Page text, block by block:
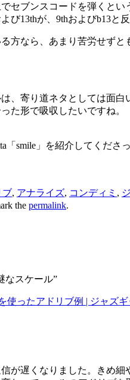
セブンスコードを弾くと
び13thが、9thおよびb13と
方なら、あまり苦労せず
、寄り道ネタとしては面
た形で吸収したいですね
「smile」を紹介してくだ
ブ, アナライズ, コンディミ ,
the permalink.
なスケール”
使ったアドリブ例 | ジャズ
が遅くなりました。きめ